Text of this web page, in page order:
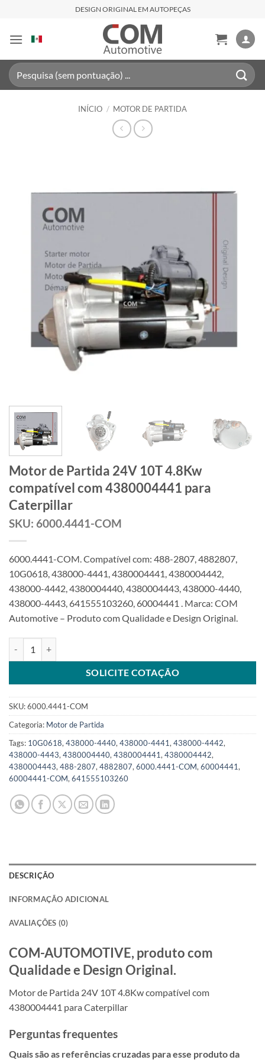
content
DESIGN ORIGINAL EM AUTOPEÇAS
Pesquisar
por:
INÍCIO / MOTOR DE PARTIDA
Motor de Partida 24V 10T 4.8Kw
compatível com 4380004441 para
Caterpillar
SKU: 6000.4441-COM
6000.4441-COM. Compatível com: 488-2807, 4882807,
10G0618, 438000-4441, 4380004441, 4380004442,
438000-4442, 4380004440, 4380004443, 438000-4440,
438000-4443, 641555103260, 60004441 . Marca: COM
Automotive – Produto com Qualidade e Design Original.
SOLICITE COTAÇÃO
SKU:6000.4441-COM
Categoria: Motor de Partida
Tags: 10G0618, 438000-4440, 438000-4441, 438000-4442,
438000-4443, 4380004440, 4380004441, 4380004442,
4380004443, 488-2807, 4882807, 6000.4441-COM, 60004441,
60004441-COM, 641555103260
DESCRIÇÃO
INFORMAÇÃO ADICIONAL
AVALIAÇÕES (0)
COM-AUTOMOTIVE, produto com
Qualidade e Design Original.
Motor de Partida 24V 10T 4.8Kw compatível com
4380004441 para Caterpillar
Perguntas frequentes
Quais são as referências cruzadas para esse produto da